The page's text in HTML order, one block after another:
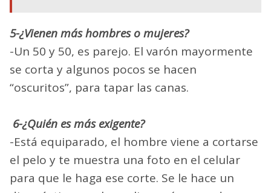
5-¿Vienen más hombres o mujeres?
-Un 50 y 50, es parejo. El varón mayormente
se corta y algunos pocos se hacen
“oscuritos”, para tapar las canas.
6-¿Quién es más exigente?
-Está equiparado, el hombre viene a cortarse
el pelo y te muestra una foto en el celular
para que le haga ese corte. Se le hace un